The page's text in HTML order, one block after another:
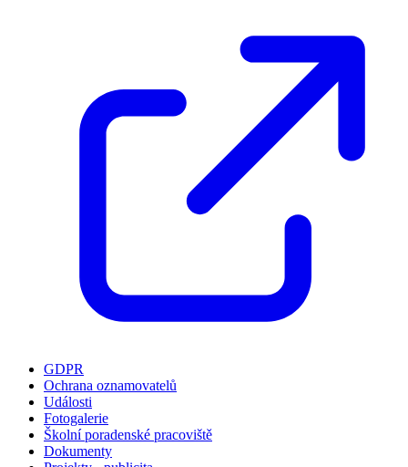
GDPR
Ochrana oznamovatelů
Události
Fotogalerie
Školní poradenské pracoviště
Dokumenty